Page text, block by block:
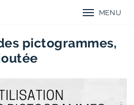
pictogrammes,
Bissonnette
Communications
Impact
MENU